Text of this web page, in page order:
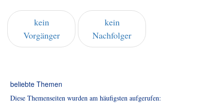
kein
Vorgänger
kein
Nachfolger
beliebte Themen
Diese Themenseiten wurden am häufigsten aufgerufen: